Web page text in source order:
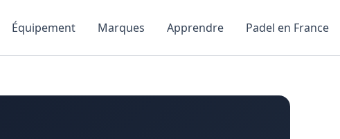
Équipement Marques Apprendre Padel en France